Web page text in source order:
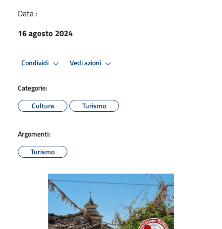
Data :
16 agosto 2024
Condividi Vedi azioni
Categorie:
Cultura
Turismo
Argomenti:
Turismo